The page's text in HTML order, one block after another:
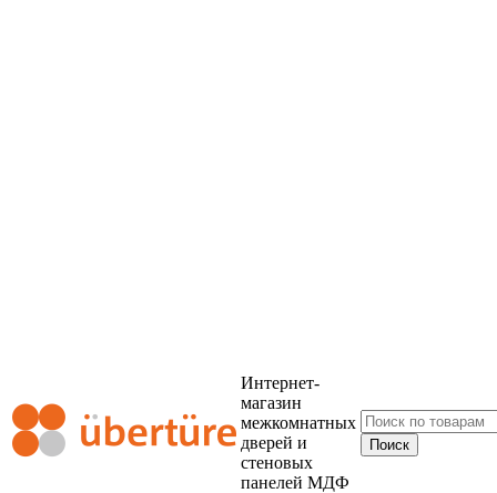
Интернет-
магазин
межкомнатных
дверей и
стеновых
панелей МДФ